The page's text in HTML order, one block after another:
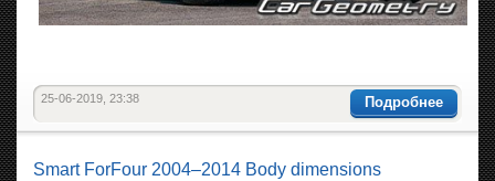
Подробнее
25-06-2019, 23:38
Smart ForFour 2004–2014 Body dimensions